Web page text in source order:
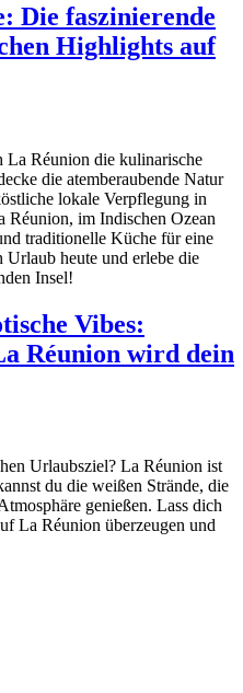
Die faszinierende
Highlights auf
La Réunion die kulinarische
die atemberaubende Natur
lokale Verpflegung in
Réunion, im Indischen Ozean
traditionelle Küche für eine
Urlaub heute und erlebe die
Insel!
Vibes:
Réunion wird dein
Urlaubsziel? La Réunion ist
du die weißen Strände, die
genießen. Lass dich
La Réunion überzeugen und